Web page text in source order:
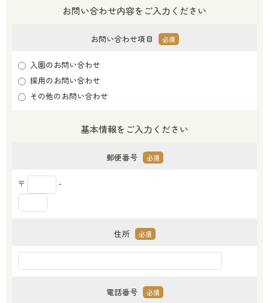
お問い合わせ内容をご入力ください
お問い合わせ項目 必須
入園のお問い合わせ
採用のお問い合わせ
その他のお問い合わせ
基本情報をご入力ください
郵便番号 必須
〒 -
住所 必須
電話番号 必須